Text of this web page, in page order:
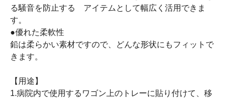
る騒音を防止する アイテムとして幅広く活用できま
す。
●優れた柔軟性
鉛は柔らかい素材ですので、どんな形状にもフィットで
きます。
【用途】
1.病院内で使用するワゴン上のトレーに貼り付けて、移